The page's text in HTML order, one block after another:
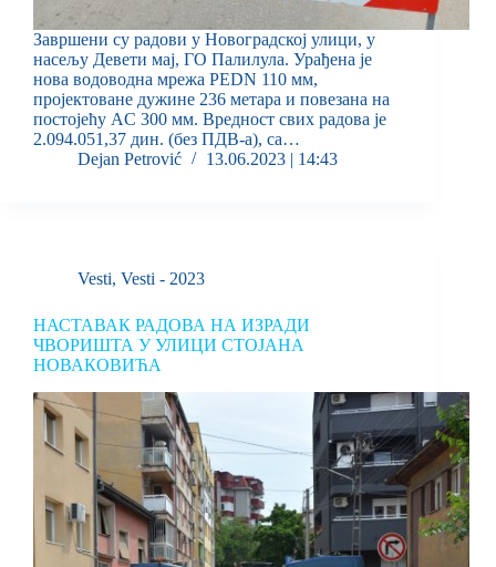
Завршени су радови у Новоградској улици, у
насељу Девети мај, ГО Палилула. Урађена је
нова водоводна мрежа PEDN 110 мм,
пројектоване дужине 236 метара и повезана на
постојећу AC 300 мм. Вредност свих радова је
2.094.051,37 дин. (без ПДВ-а), са…
Dejan Petrović
13.06.2023 | 14:43
Vesti, Vesti - 2023
НАСТАВАК РАДОВА НА ИЗРАДИ
ЧВОРИШТА У УЛИЦИ СТОЈАНА
НОВАКОВИЋА